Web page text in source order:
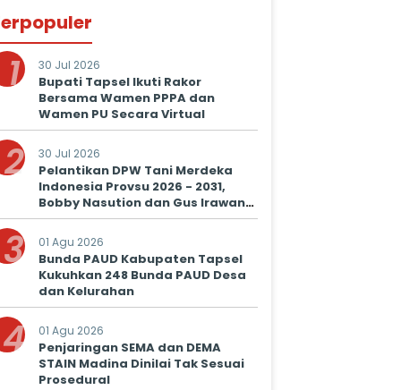
1 30 Jul 2026
Bupati Tapsel Ikuti Rakor
Bersama Wamen PPPA dan
Wamen PU Secara Virtual
2 30 Jul 2026
Pelantikan DPW Tani Merdeka
Indonesia Provsu 2026 - 2031,
Bobby Nasution dan Gus Irawan
Serukan Kolaborasi Wujudkan
Ketapang dan Kesejahteraan
Petani
3 01 Agu 2026
Bunda PAUD Kabupaten Tapsel
Kukuhkan 248 Bunda PAUD Desa
dan Kelurahan
4 01 Agu 2026
Penjaringan SEMA dan DEMA
STAIN Madina Dinilai Tak Sesuai
Prosedural